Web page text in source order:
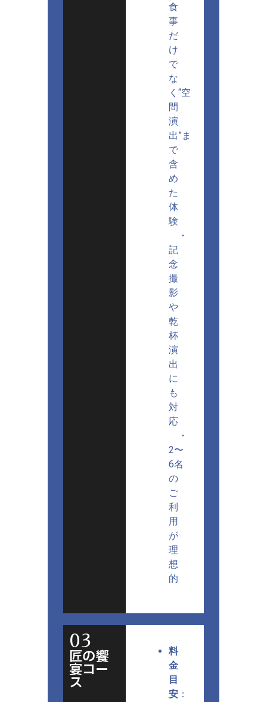
食
事
だ
け
で
な
く“空
間
演
出”ま
で
含
め
た
体
験
・
記
念
撮
影
や
乾
杯
演
出
に
も
対
応
・
2〜
6名
の
ご
利
用
が
理
想
的
03
匠の饗
宴コー
ス
料
金
目
安：